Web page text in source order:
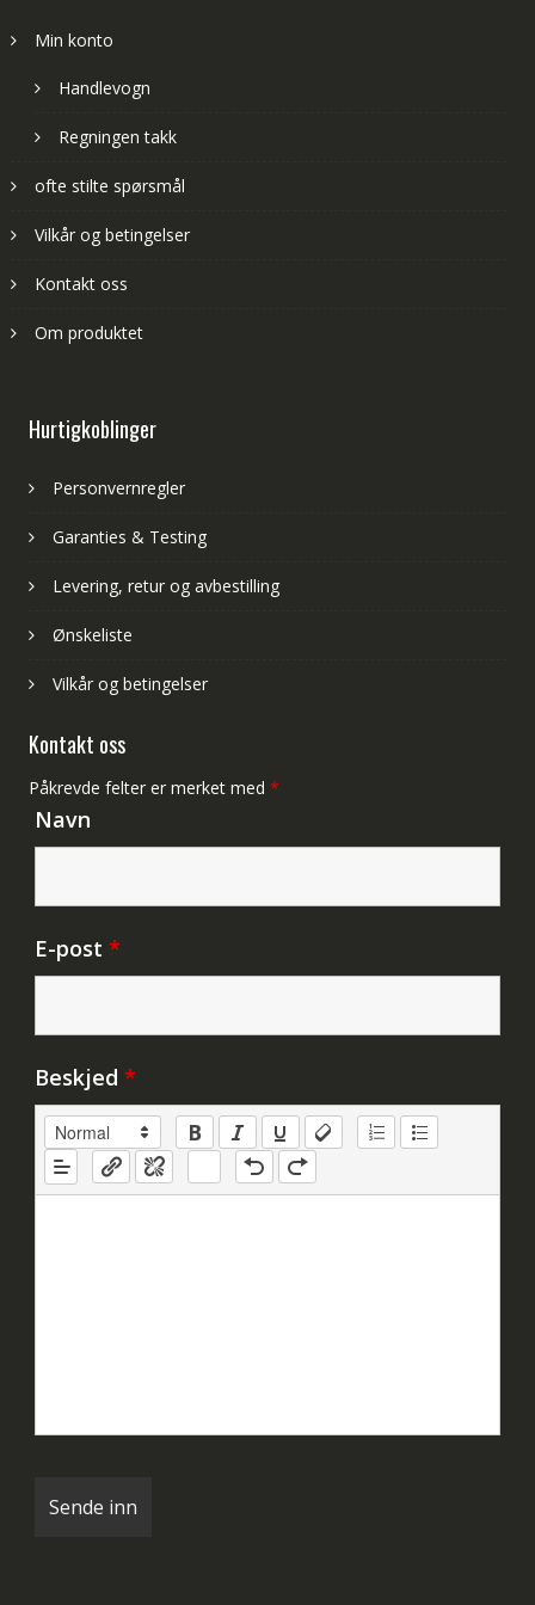
Min konto
Handlevogn
Regningen takk
ofte stilte spørsmål
Vilkår og betingelser
Kontakt oss
Om produktet
Hurtigkoblinger
Personvernregler
Garanties & Testing
Levering, retur og avbestilling
Ønskeliste
Vilkår og betingelser
Kontakt oss
Påkrevde felter er merket med *
Navn
E-post *
Beskjed *